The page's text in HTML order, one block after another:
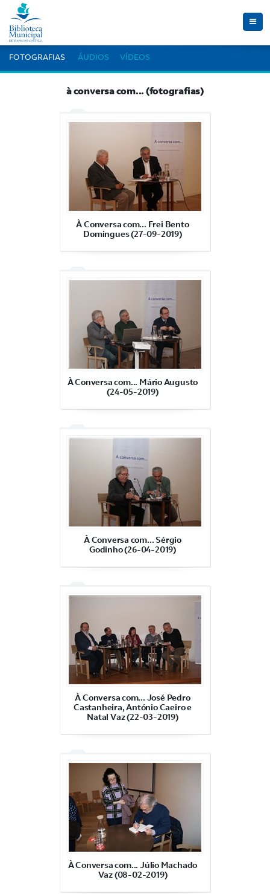
FOTOGRAFIAS ÁUDIOS VÍDEOS
à conversa com... (fotografias)
À Conversa com... Frei Bento
Domingues (27-09-2019)
À Conversa com... Mário Augusto
(24-05-2019)
À Conversa com... Sérgio
Godinho (26-04-2019)
À Conversa com... José Pedro
Castanheira, António Caeiro e
Natal Vaz (22-03-2019)
À Conversa com... Júlio Machado
Vaz (08-02-2019)